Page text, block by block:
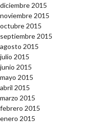
diciembre 2015
noviembre 2015
octubre 2015
septiembre 2015
agosto 2015
julio 2015
junio 2015
mayo 2015
abril 2015
marzo 2015
febrero 2015
enero 2015